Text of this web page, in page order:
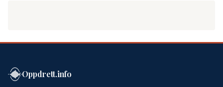
Oppdrett.info